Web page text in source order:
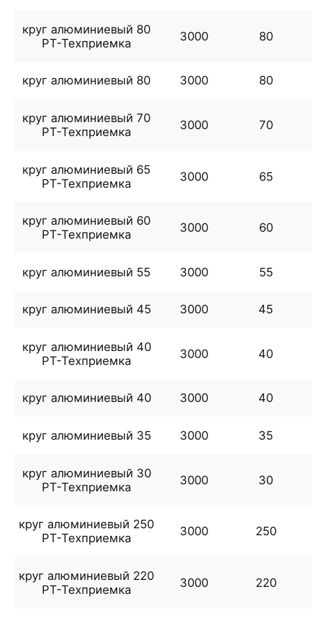
круг алюминиевый 80
РТ-Техприемка
3000 80
круг алюминиевый 80 3000 80
круг алюминиевый 70
РТ-Техприемка
3000 70
круг алюминиевый 65
РТ-Техприемка
3000 65
круг алюминиевый 60
РТ-Техприемка
3000 60
круг алюминиевый 55 3000 55
круг алюминиевый 45 3000 45
круг алюминиевый 40
РТ-Техприемка
3000 40
круг алюминиевый 40 3000 40
круг алюминиевый 35 3000 35
круг алюминиевый 30
РТ-Техприемка
3000 30
круг алюминиевый 250
РТ-Техприемка
3000 250
круг алюминиевый 220
РТ-Техприемка
3000 220